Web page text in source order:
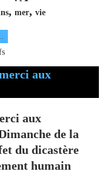
, mer, vie
aux
de la
du dicastère
humain